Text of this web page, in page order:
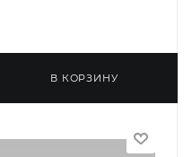
В КОРЗИНУ